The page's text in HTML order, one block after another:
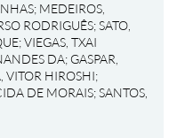
; MEDEIROS,
RODRIGUÊS;SATO,
;VIEGAS, TXAI
DA; GASPAR,
VITOR HIROSHI;
DE MORAIS;SANTOS,